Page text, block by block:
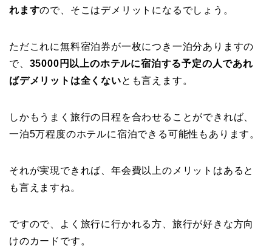
れますので、そこはデメリットになるでしょう。
ただこれに無料宿泊券が一枚につき一泊分ありますの
で、 35000円以上のホテルに宿泊する予定の人であれ
ばデメリットは全くないとも言えます。
しかもうまく旅行の日程を合わせることができれば、
一泊5万程度のホテルに宿泊できる可能性もあります。
それが実現できれば、年会費以上のメリットはあると
も言えますね。
ですので、よく旅行に行かれる方、旅行が好きな方向
けのカードです。